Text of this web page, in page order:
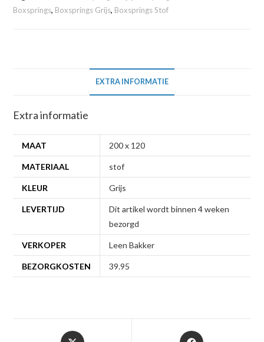
Boxsprings, Boxsprings Grijs, Boxsprings Stof
EXTRA INFORMATIE
Extra informatie
MAAT 200 x 120
MATERIAAL stof
KLEUR Grijs
LEVERTIJD
Dit artikel wordt binnen 4 weken
bezorgd
VERKOPER Leen Bakker
BEZORGKOSTEN 39.95
Opent
Opent